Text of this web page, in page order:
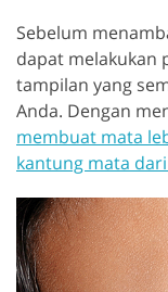
Sebelum
dapat melakukan
tampilan yang
Anda. Dengan
membuat mata
kantung mata